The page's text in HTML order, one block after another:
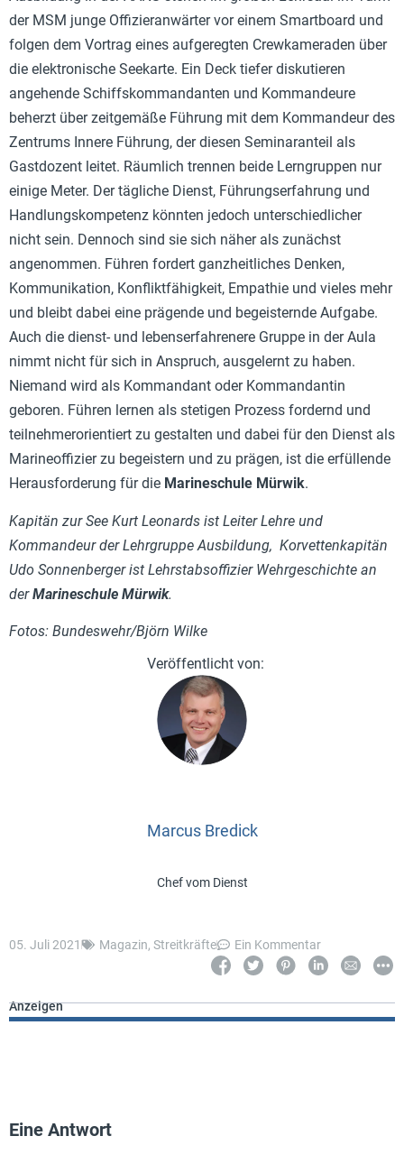
der MSM junge Offizieranwärter vor einem Smartboard und
folgen dem Vortrag eines aufgeregten Crewkameraden über
die elektronische Seekarte. Ein Deck tiefer diskutieren
angehende Schiffskommandanten und Kommandeure
beherzt über zeitgemäße Führung mit dem Kommandeur des
Zentrums Innere Führung, der diesen Seminaranteil als
Gastdozent leitet. Räumlich trennen beide Lerngruppen nur
einige Meter. Der tägliche Dienst, Führungserfahrung und
Handlungskompetenz könnten jedoch unterschiedlicher
nicht sein. Dennoch sind sie sich näher als zunächst
angenommen. Führen fordert ganzheitliches Denken,
Kommunikation, Konfliktfähigkeit, Empathie und vieles mehr
und bleibt dabei eine prägende und begeisternde Aufgabe.
Auch die dienst- und lebenserfahrenere Gruppe in der Aula
nimmt nicht für sich in Anspruch, ausgelernt zu haben.
Niemand wird als Kommandant oder Kommandantin
geboren. Führen lernen als stetigen Prozess fordernd und
teilnehmerorientiert zu gestalten und dabei für den Dienst als
Marineoffizier zu begeistern und zu prägen, ist die erfüllende
Herausforderung für die Marineschule Mürwik.
Kapitän zur See Kurt Leonards ist Leiter Lehre und
Kommandeur der Lehrgruppe Ausbildung, Korvettenkapitän
Udo Sonnenberger ist Lehrstabsoffizier Wehrgeschichte an
derMarineschule Mürwik.
Fotos: Bundeswehr/Björn Wilke
Marcus Bredick
Chef vom Dienst
05. Juli 2021 Magazin, Streitkräfte Ein Kommentar
Anzeigen
Eine Antwort